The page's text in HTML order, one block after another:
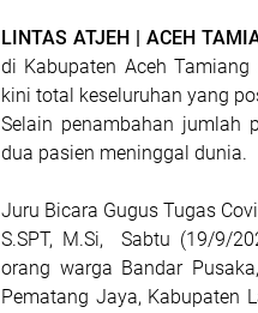
LINTAS ATJEH | ACEH
di Kabupaten Aceh
kini total keseluruhan yang
Selain penambahan jumlah
dua pasien meninggal dunia.
Juru Bicara Gugus Tugas
S.SPT, M.Si, Sabtu (19/9/
orang warga Bandar
Pematang Jaya, Kabupaten